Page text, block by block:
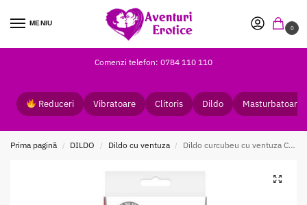
MENIU
0
Comenzi telefon: 0784 110 110
Reduceri Vibratoare Clitoris Dildo Masturbatoare
Prima pagină / DILDO / Dildo cu ventuza / Dildo curcubeu cu ventuza Colours Pride Edition NS Toys